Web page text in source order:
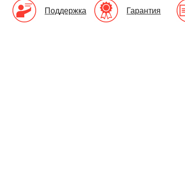
Поддержка Гарантия